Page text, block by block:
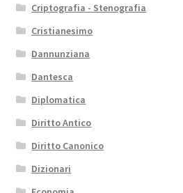
Criptografia - Stenografia
Cristianesimo
Dannunziana
Dantesca
Diplomatica
Diritto Antico
Diritto Canonico
Dizionari